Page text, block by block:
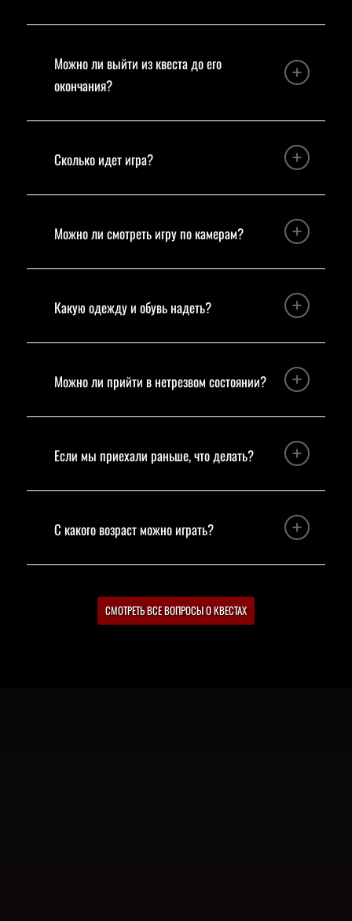
Можно ли выйти из квеста до его
окончания?
Сколько идет игра?
Можно ли смотреть игру по камерам?
Какую одежду и обувь надеть?
Можно ли прийти в нетрезвом состоянии?
Если мы приехали раньше, что делать?
С какого возраст можно играть?
СМОТРЕТЬ ВСЕ ВОПРОСЫ О КВЕСТАХ